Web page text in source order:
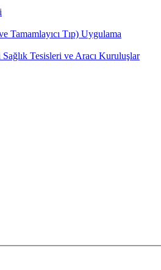
Tamamlayıcı Tıp) Uygulama
Tesisleri ve Aracı Kuruluşlar